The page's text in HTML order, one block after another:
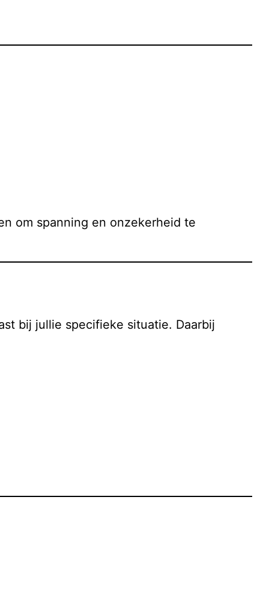
om spanning en onzekerheid te
bij jullie specifieke situatie. Daarbij